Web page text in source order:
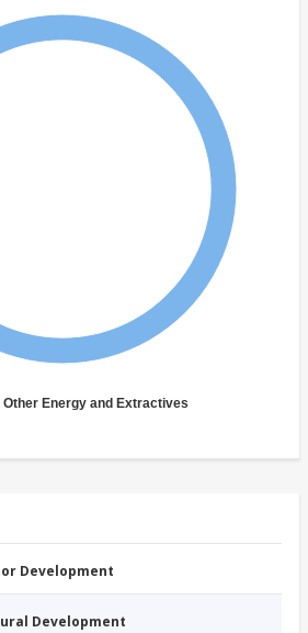
Other Energy and Extractives
Development
Development